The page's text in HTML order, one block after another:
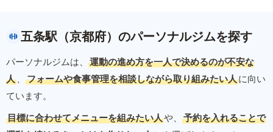
五条駅（京都府）のパーソナルジムを探す
パーソナルジムは、
運動の進め方を一人で決めるのが不安な
人 、 フォームや食事管理を相談しながら取り組みたい人に向い
ています。
目標に合わせてメニューを組みたい人や、
予約を入れることで